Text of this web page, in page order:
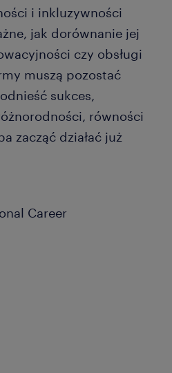
i inkluzywności
jak dorównanie jej
czy obsługi
muszą pozostać
sukces,
równości
zacząć działać już